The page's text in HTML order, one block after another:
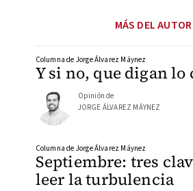
MÁS DEL AUTOR
Y si no, que digan
Columna de Jorge Álvarez Máynez
Opinión de
JORGE ÁLVAREZ MÁYNEZ
Septiembre: tres
leer la turbulencia
Columna de Jorge Álvarez Máynez